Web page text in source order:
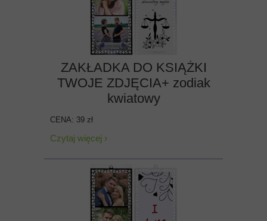
ZAKŁADKA DO KSIĄŻKI
TWOJE ZDJĘCIA+ zodiak
kwiatowy
CENA: 39 zł
Czytaj więcej ›